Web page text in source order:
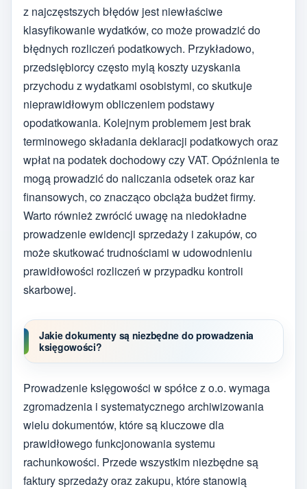
z najczęstszych błędów jest niewłaściwe
klasyfikowanie wydatków, co może prowadzić do
błędnych rozliczeń podatkowych. Przykładowo,
przedsiębiorcy często mylą koszty uzyskania
przychodu z wydatkami osobistymi, co skutkuje
nieprawidłowym obliczeniem podstawy
opodatkowania. Kolejnym problemem jest brak
terminowego składania deklaracji podatkowych oraz
wpłat na podatek dochodowy czy VAT. Opóźnienia te
mogą prowadzić do naliczania odsetek oraz kar
finansowych, co znacząco obciąża budżet firmy.
Warto również zwrócić uwagę na niedokładne
prowadzenie ewidencji sprzedaży i zakupów, co
może skutkować trudnościami w udowodnieniu
prawidłowości rozliczeń w przypadku kontroli
skarbowej.
Jakie dokumenty są niezbędne do prowadzenia
księgowości?
Prowadzenie księgowości w spółce z o.o. wymaga
zgromadzenia i systematycznego archiwizowania
wielu dokumentów, które są kluczowe dla
prawidłowego funkcjonowania systemu
rachunkowości. Przede wszystkim niezbędne są
faktury sprzedaży oraz zakupu, które stanowią